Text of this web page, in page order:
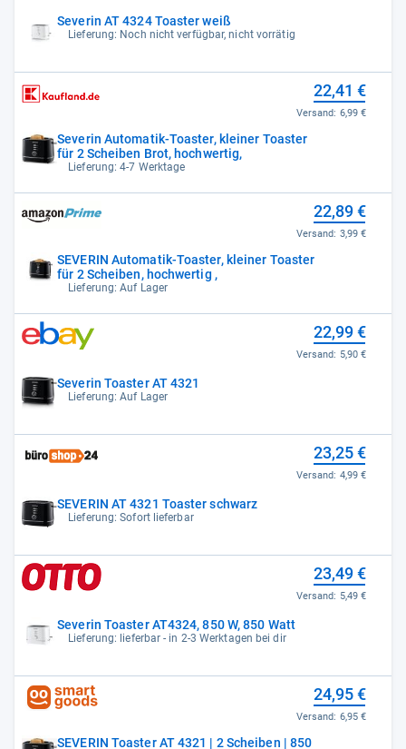
Severin AT 4324 Toaster weiß
Lieferung: Noch nicht verfügbar, nicht vorrätig
Severin Automatik-Toaster, kleiner Toaster
für 2 Scheiben Brot, hochwertig,
Lieferung: 4-7 Werktage
22,41 €
Versand: 6,99 €
SEVERIN Automatik-Toaster, kleiner Toaster
für 2 Scheiben, hochwertig ,
Lieferung: Auf Lager
22,89 €
Versand: 3,99 €
Severin Toaster AT 4321
Lieferung: Auf Lager
22,99 €
Versand: 5,90 €
SEVERIN AT 4321 Toaster schwarz
Lieferung: Sofort lieferbar
23,25 €
Versand: 4,99 €
Severin Toaster AT4324, 850 W, 850 Watt
Lieferung: lieferbar - in 2-3 Werktagen bei dir
23,49 €
Versand: 5,49 €
SEVERIN Toaster AT 4321 | 2 Scheiben | 850
24,95 €
Versand: 6,95 €